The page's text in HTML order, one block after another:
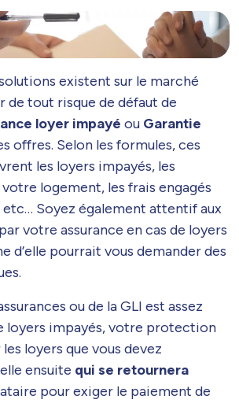
existent sur le marché
de tout risque de défaut de
loyer impayé ou Garantie
offres. Selon les formules, ces
les loyers impayés, les
logement, les frais engagés
Soyez également attentif aux
votre assurance en cas de loyers
d’elle pourrait vous demander des
ou de la GLI est assez
loyers impayés, votre protection
loyers que vous devez
ensuite qui se retournera
pour exiger le paiement de